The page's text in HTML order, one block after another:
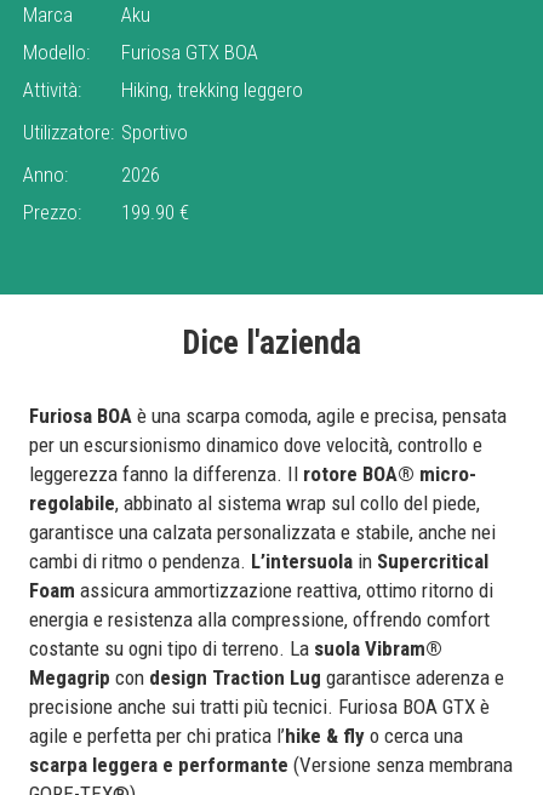
Marca
Aku
Modello:
Furiosa GTX BOA
Attività:
Hiking, trekking leggero
Utilizzatore: Sportivo
Anno:
2026
Prezzo:
199.90 €
Dice l'azienda
Furiosa BOA è una scarpa comoda, agile e precisa, pensata
per un escursionismo dinamico dove velocità, controllo e
leggerezza fanno la differenza. Il rotore BOA® micro-
regolabile, abbinato al sistema wrap sul collo del piede,
garantisce una calzata personalizzata e stabile, anche nei
cambi di ritmo o pendenza. L’intersuola in Supercritical
Foam assicura ammortizzazione reattiva, ottimo ritorno di
energia e resistenza alla compressione, offrendo comfort
costante su ogni tipo di terreno. La suola Vibram®
Megagrip con design Traction Lug garantisce aderenza e
precisione anche sui tratti più tecnici. Furiosa BOA GTX è
agile e perfetta per chi pratica l’hike & fly o cerca una
scarpa leggera e performante (Versione senza membrana